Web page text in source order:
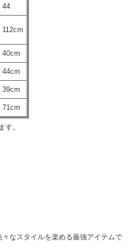
44
112cm
40cm
44cm
39cm
71cm
す。
なスタイルを楽める最強アイテムで